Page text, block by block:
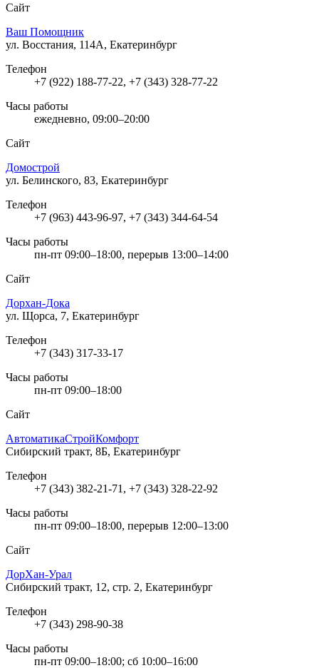
Сайт
Ваш Помощник
ул. Восстания, 114А, Екатеринбург
Телефон
+7 (922) 188-77-22, +7 (343) 328-77-22
Часы работы
ежедневно, 09:00–20:00
Сайт
Домострой
ул. Белинского, 83, Екатеринбург
Телефон
+7 (963) 443-96-97, +7 (343) 344-64-54
Часы работы
пн-пт 09:00–18:00, перерыв 13:00–14:00
Сайт
Дорхан-Дока
ул. Щорса, 7, Екатеринбург
Телефон
+7 (343) 317-33-17
Часы работы
пн-пт 09:00–18:00
Сайт
АвтоматикаСтройКомфорт
Сибирский тракт, 8Б, Екатеринбург
Телефон
+7 (343) 382-21-71, +7 (343) 328-22-92
Часы работы
пн-пт 09:00–18:00, перерыв 12:00–13:00
Сайт
ДорХан-Урал
Сибирский тракт, 12, стр. 2, Екатеринбург
Телефон
+7 (343) 298-90-38
Часы работы
пн-пт 09:00–18:00; сб 10:00–16:00